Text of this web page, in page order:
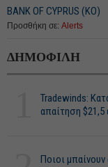
BANK OF CYPRUS (ΚΟ)
Προσθήκη σε: Alerts
ΔΗΜΟΦΙΛΗ
Tradewinds:
απαίτηση $21,5
Ποιοι